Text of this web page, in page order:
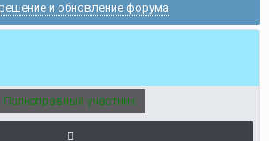
и обновление форума
Полноправный участник